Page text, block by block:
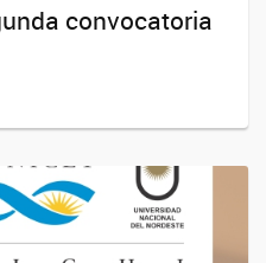
convocatoria